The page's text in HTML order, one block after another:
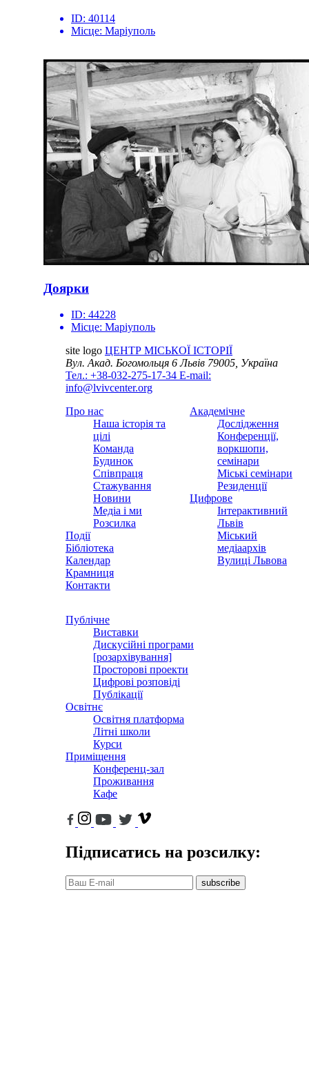
ID: 40114
Місце: Маріуполь
Доярки
ID: 44228
Місце: Маріуполь
site logo ЦЕНТР МІСЬКОЇ ІСТОРІЇ
Вул. Акад. Богомольця 6Львів 79005, Україна
Тел.: +38-032-275-17-34 E-mail:
info@lvivcenter.org
Про нас
Наша історія та
цілі
Команда
Будинок
Співпраця
Стажування
Новини
Медіа і ми
Розсилка
Події
Бібліотека
Календар
Крамниця
Контакти
Академічне
Дослідження
Конференції,
воркшопи,
семінари
Міські семінари
Резиденції
Цифрове
Інтерактивний
Львів
Міський
медіаархів
Вулиці Львова
Публічне
Виставки
Дискусійні програми
[розархівування]
Просторові проекти
Цифрові розповіді
Публікації
Освітнє
Освітня платформа
Літні школи
Курси
Приміщення
Конференц-зал
Проживання
Кафе
Підписатись на розсилку:
subscribe